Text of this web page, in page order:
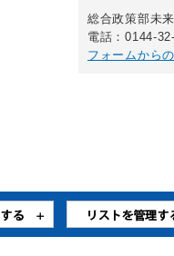
総合政策部未
電話：0144-
フォームから